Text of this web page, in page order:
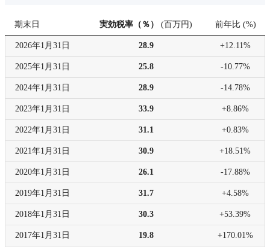
期末日 実効税率（％） (百万円) 前年比 (%)
2026年1月31日 28.9 +12.11%
2025年1月31日 25.8 -10.77%
2024年1月31日 28.9 -14.78%
2023年1月31日 33.9 +8.86%
2022年1月31日 31.1 +0.83%
2021年1月31日 30.9 +18.51%
2020年1月31日 26.1 -17.88%
2019年1月31日 31.7 +4.58%
2018年1月31日 30.3 +53.39%
2017年1月31日 19.8 +170.01%